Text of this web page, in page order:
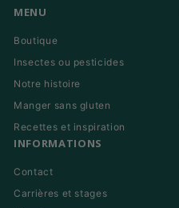
MENU
Boutique
Insectes ou pesticides
Notre histoire
Manger sans gluten
Recettes et inspiration
INFORMATIONS
Contact
Carrières et stages